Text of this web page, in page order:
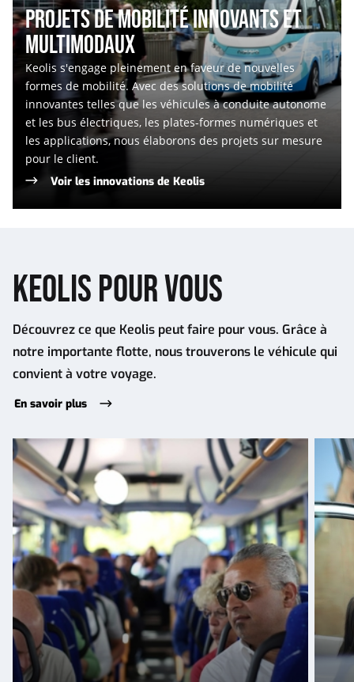
PROJETS DE MOBILITÉ INNOVANTS ET
MULTIMODAUX
Keolis s'engage pleinement en faveur de nouvelles
formes de mobilité. Avec des solutions de mobilité
innovantes telles que les véhicules à conduite autonome
et les bus électriques, les plates-formes numériques et
les applications, nous élaborons des projets sur mesure
pour le client.
Voir les innovations de Keolis
KEOLIS POUR VOUS
Découvrez ce que Keolis peut faire pour vous. Grâce à
notre importante flotte, nous trouverons le véhicule qui
convient à votre voyage.
En savoir plus
Transport
économique
pour
des
grands
groupes
pour
petits